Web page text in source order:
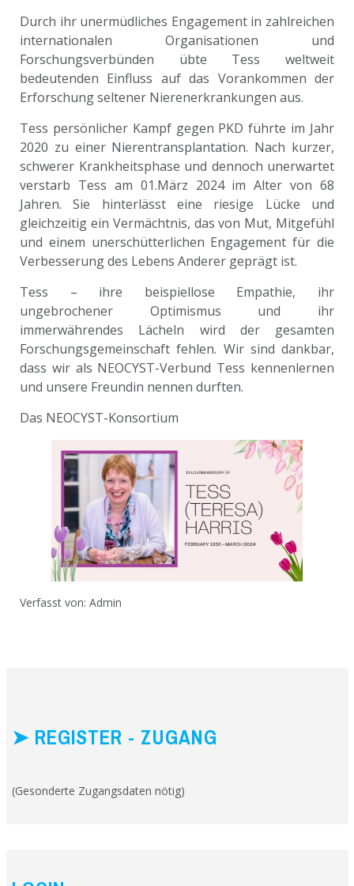
Durch ihr unermüdliches Engagement in zahlreichen
internationalen Organisationen und
Forschungsverbünden übte Tess weltweit
bedeutenden Einfluss auf das Vorankommen der
Erforschung seltener Nierenerkrankungen aus.
Tess persönlicher Kampf gegen PKD führte im Jahr
2020 zu einer Nierentransplantation. Nach kurzer,
schwerer Krankheitsphase und dennoch unerwartet
verstarb Tess am 01.März 2024 im Alter von 68
Jahren. Sie hinterlässt eine riesige Lücke und
gleichzeitig ein Vermächtnis, das von Mut, Mitgefühl
und einem unerschütterlichen Engagement für die
Verbesserung des Lebens Anderer geprägt ist.
Tess – ihre beispiellose Empathie, ihr
ungebrochener Optimismus und ihr
immerwährendes Lächeln wird der gesamten
Forschungsgemeinschaft fehlen. Wir sind dankbar,
dass wir als NEOCYST-Verbund Tess kennenlernen
und unsere Freundin nennen durften.
Das NEOCYST-Konsortium
Verfasst von: Admin
➤ REGISTER - ZUGANG
(Gesonderte Zugangsdaten nötig)